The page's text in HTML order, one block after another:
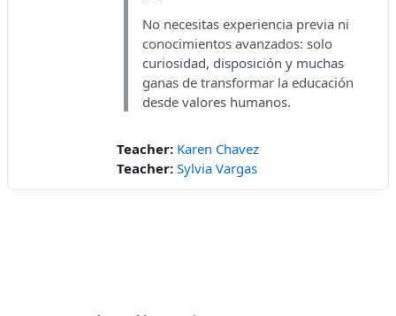
No necesitas experiencia previa ni
conocimientos avanzados: solo
curiosidad, disposición y muchas
ganas de transformar la educación
desde valores humanos.
Teacher: Karen Chavez
Teacher: Sylvia Vargas